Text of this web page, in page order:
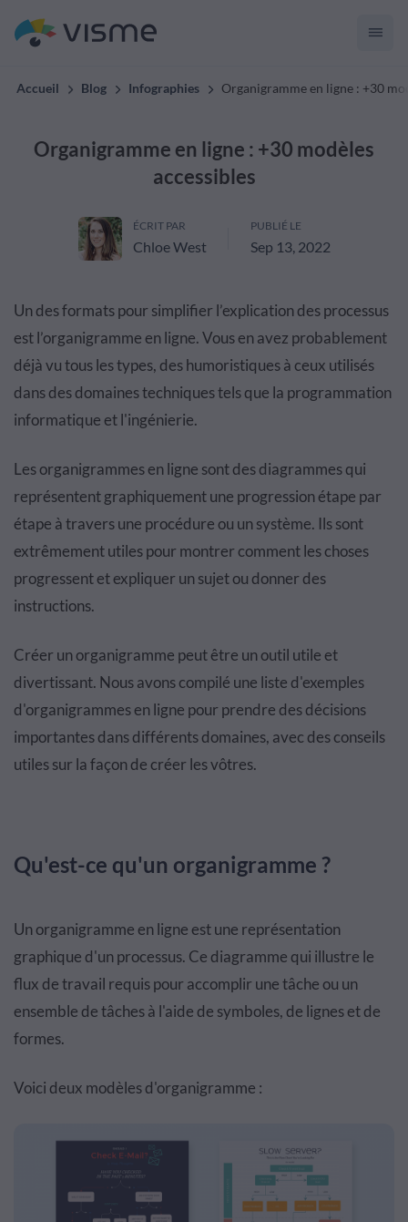
Accueil Blog Infographies Organigramme en ligne : +30
Organigramme en ligne : +30 modèles
accessibles
ÉCRIT PAR
Chloe West
PUBLIÉ LE
Sep 13, 2022
Un des formats pour simplifier l’explication des processus
est l’organigramme en ligne. Vous en avez probablement
déjà vu tous les types, des humoristiques à ceux utilisés
dans des domaines techniques tels que la programmation
informatique et l'ingénierie.
Les organigrammes en ligne sont des diagrammes qui
représentent graphiquement une progression étape par
étape à travers une procédure ou un système. Ils sont
extrêmement utiles pour montrer comment les choses
progressent et expliquer un sujet ou donner des
instructions.
Créer un organigramme peut être un outil utile et
divertissant. Nous avons compilé une liste d'exemples
d'organigrammes en ligne pour prendre des décisions
importantes dans différents domaines, avec des conseils
utiles sur la façon de créer les vôtres.
Qu'est-ce qu'un organigramme ?
Un organigramme en ligne est une représentation
graphique d'un processus. Ce diagramme qui illustre le
flux de travail requis pour accomplir une tâche ou un
ensemble de tâches à l'aide de symboles, de lignes et de
formes.
Voici deux modèles d'organigramme :